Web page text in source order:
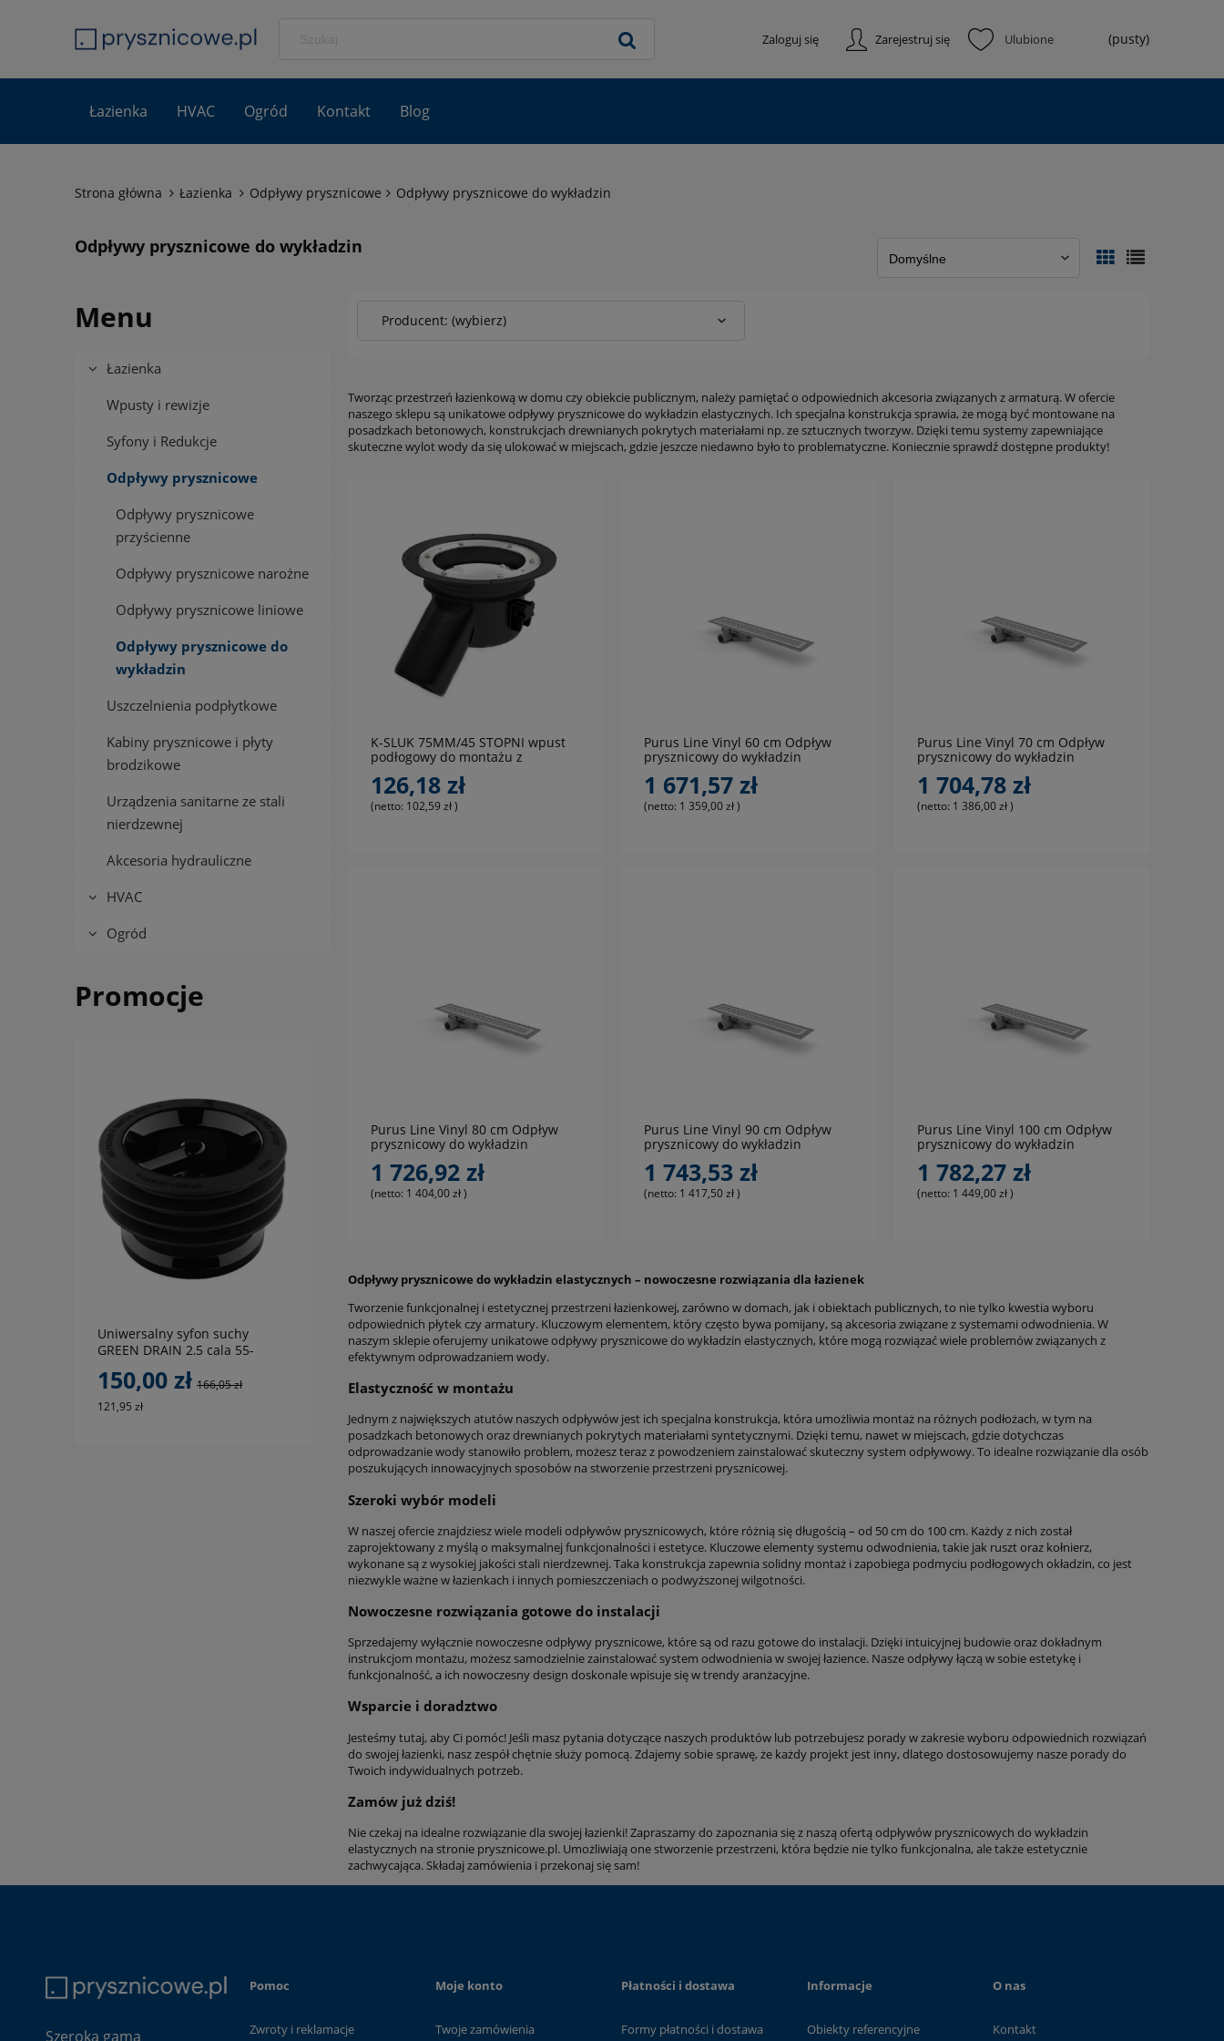
Zarejestruj się
Zaloguj się (pusty)
Łazienka HVAC Ogród Kontakt Blog
Strona główna Łazienka Odpływy prysznicowe Odpływy prysznicowe do wykładzin
Odpływy prysznicowe do wykładzin
Menu
Łazienka
Wpusty i rewizje
Syfony i Redukcje
Odpływy prysznicowe
Odpływy prysznicowe
przyścienne
Odpływy prysznicowe narożne
Odpływy prysznicowe liniowe
Odpływy prysznicowe do
wykładzin
Uszczelnienia podpłytkowe
Kabiny prysznicowe i płyty
brodzikowe
Urządzenia sanitarne ze stali
nierdzewnej
Akcesoria hydrauliczne
HVAC
Ogród
Promocje
Uniwersalny syfon suchy
GREEN DRAIN 2,5 cala 55-
166,05 zł
150,00 zł
121,95 zł
do koszyka
Producent: (wybierz)
Tworząc przestrzeń łazienkową w domu czy obiekcie publicznym, należy pamiętać o odpowiednich akcesoria związanych z armaturą. W ofercie
naszego sklepu są unikatowe odpływy prysznicowe do wykładzin elastycznych. Ich specjalna konstrukcja sprawia, że mogą być montowane na
posadzkach betonowych, konstrukcjach drewnianych pokrytych materiałami np. ze sztucznych tworzyw. Dzięki temu systemy zapewniające
skuteczne wylot wody da się ulokować w miejscach, gdzie jeszcze niedawno było to problematyczne. Koniecznie sprawdź dostępne produkty!
K-SLUK 75MM/45 STOPNI wpust
podłogowy do montażu z
126,18 zł
(netto: 102,59 zł)
do koszyka
Purus Line Vinyl 60 cm Odpływ
prysznicowy do wykładzin
1 671,57 zł
(netto: 1 359,00 zł)
Purus Line Vinyl 70 cm Odpływ
prysznicowy do wykładzin
1 704,78 zł
(netto: 1 386,00 zł)
Purus Line Vinyl 80 cm Odpływ
prysznicowy do wykładzin
1 726,92 zł
(netto: 1 404,00 zł)
Purus Line Vinyl 90 cm Odpływ
prysznicowy do wykładzin
1 743,53 zł
(netto: 1 417,50 zł)
Purus Line Vinyl 100 cm Odpływ
prysznicowy do wykładzin
1 782,27 zł
(netto: 1 449,00 zł)
Odpływy prysznicowe do wykładzin elastycznych – nowoczesne rozwiązania dla łazienek
Tworzenie funkcjonalnej i estetycznej przestrzeni łazienkowej, zarówno w domach, jak i obiektach publicznych, to nie tylko kwestia wyboru
odpowiednich płytek czy armatury. Kluczowym elementem, który często bywa pomijany, są akcesoria związane z systemami odwodnienia. W
naszym sklepie oferujemy unikatowe odpływy prysznicowe do wykładzin elastycznych, które mogą rozwiązać wiele problemów związanych z
efektywnym odprowadzaniem wody.
Elastyczność w montażu
Jednym z największych atutów naszych odpływów jest ich specjalna konstrukcja, która umożliwia montaż na różnych podłożach, w tym na
posadzkach betonowych oraz drewnianych pokrytych materiałami syntetycznymi. Dzięki temu, nawet w miejscach, gdzie dotychczas
odprowadzanie wody stanowiło problem, możesz teraz z powodzeniem zainstalować skuteczny system odpływowy. To idealne rozwiązanie dla osób
poszukujących innowacyjnych sposobów na stworzenie przestrzeni prysznicowej.
Szeroki wybór modeli
W naszej ofercie znajdziesz wiele modeli odpływów prysznicowych, które różnią się długością – od 50 cm do 100 cm. Każdy z nich został
zaprojektowany z myślą o maksymalnej funkcjonalności i estetyce. Kluczowe elementy systemu odwodnienia, takie jak ruszt oraz kołnierz,
wykonane są z wysokiej jakości stali nierdzewnej. Taka konstrukcja zapewnia solidny montaż i zapobiega podmyciu podłogowych okładzin, co jest
niezwykle ważne w łazienkach i innych pomieszczeniach o podwyższonej wilgotności.
Nowoczesne rozwiązania gotowe do instalacji
Sprzedajemy wyłącznie nowoczesne odpływy prysznicowe, które są od razu gotowe do instalacji. Dzięki intuicyjnej budowie oraz dokładnym
instrukcjom montażu, możesz samodzielnie zainstalować system odwodnienia w swojej łazience. Nasze odpływy łączą w sobie estetykę i
funkcjonalność, a ich nowoczesny design doskonale wpisuje się w trendy aranżacyjne.
Wsparcie i doradztwo
Jesteśmy tutaj, aby Ci pomóc! Jeśli masz pytania dotyczące naszych produktów lub potrzebujesz porady w zakresie wyboru odpowiednich rozwiązań
do swojej łazienki, nasz zespół chętnie służy pomocą. Zdajemy sobie sprawę, że każdy projekt jest inny, dlatego dostosowujemy nasze porady do
Twoich indywidualnych potrzeb.
Zamów już dziś!
Nie czekaj na idealne rozwiązanie dla swojej łazienki! Zapraszamy do zapoznania się z naszą ofertą odpływów prysznicowych do wykładzin
elastycznych na stronie prysznicowe.pl. Umożliwiają one stworzenie przestrzeni, która będzie nie tylko funkcjonalna, ale także estetycznie
zachwycająca. Składaj zamówienia i przekonaj się sam!
Pomoc
Zwroty i reklamacje
Moje konto
Twoje zamówienia
Płatności i dostawa
Formy płatności i dostawa
Informacje
Obiekty referencyjne
O nas
Kontakt
Szeroka gama